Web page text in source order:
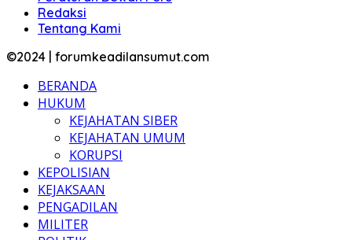
Redaksi
Tentang Kami
©2024 | forumkeadilansumut.com
BERANDA
HUKUM
KEJAHATAN SIBER
KEJAHATAN UMUM
KORUPSI
KEPOLISIAN
KEJAKSAAN
PENGADILAN
MILITER